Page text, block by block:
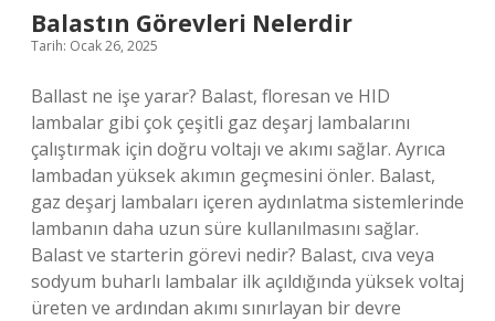
Balastın Görevleri Nelerdir
Tarih: Ocak 26, 2025
Ballast ne işe yarar? Balast, floresan ve HID
lambalar gibi çok çeşitli gaz deşarj lambalarını
çalıştırmak için doğru voltajı ve akımı sağlar. Ayrıca
lambadan yüksek akımın geçmesini önler. Balast,
gaz deşarj lambaları içeren aydınlatma sistemlerinde
lambanın daha uzun süre kullanılmasını sağlar.
Balast ve starterin görevi nedir? Balast, cıva veya
sodyum buharlı lambalar ilk açıldığında yüksek voltaj
üreten ve ardından akımı sınırlayan bir devre